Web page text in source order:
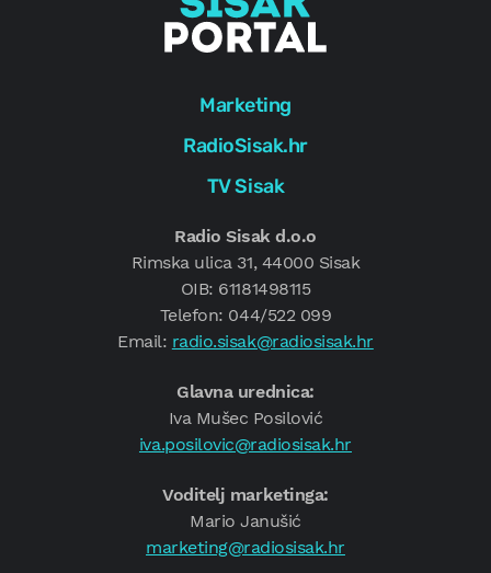
Marketing
RadioSisak.hr
TV Sisak
Radio Sisak d.o.o
Rimska ulica 31, 44000 Sisak
OIB: 61181498115
Telefon: 044/522 099
Email: radio.sisak@radiosisak.hr
Glavna urednica:
Iva Mušec Posilović
iva.posilovic@radiosisak.hr
Voditelj marketinga:
Mario Janušić
marketing@radiosisak.hr